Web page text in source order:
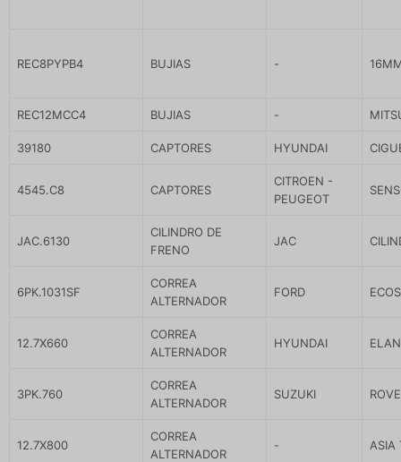
REC8PYPB4 BUJIAS -
REC12MCC4 BUJIAS -
39180 CAPTORES HYUNDAI
4545.C8 CAPTORES
CITROEN -
PEUGEOT
JAC.6130
CILINDRO DE
FRENO
JAC
6PK.1031SF
CORREA
ALTERNADOR
FORD
12.7X660
CORREA
ALTERNADOR
HYUNDAI
3PK.760
CORREA
ALTERNADOR
SUZUKI
12.7X800
CORREA
ALTERNADOR
- ASIA